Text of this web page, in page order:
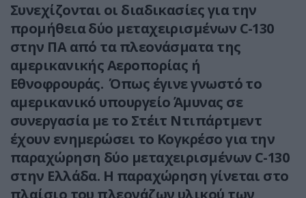
Συνεχίζονται οι διαδικασίες για την
προμήθεια δύο μεταχειρισμένων C-130
στην ΠΑ από τα πλεονάσματα της
αμερικανικής Αεροπορίας ή
Εθνοφρουράς. Όπως έγινε γνωστό το
αμερικανικό υπουργείο Άμυνας σε
συνεργασία με το Στέιτ Ντιπάρτμεντ
έχουν ενημερώσει το Κογκρέσο για την
παραχώρηση δύο μεταχειρισμένων C-130
στην Ελλάδα. Η παραχώρηση γίνεται στο